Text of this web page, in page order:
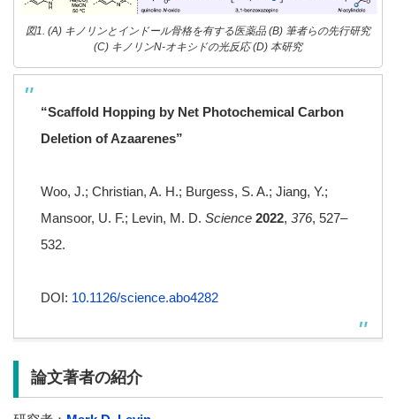
図1. (A) キノリンとインドール骨格を有する医薬品 (B) 筆者らの先行研究
(C) キノリンN-オキシドの光反応 (D) 本研究
“Scaffold Hopping by Net Photochemical Carbon
Deletion of Azaarenes”
Woo, J.; Christian, A. H.; Burgess, S. A.; Jiang, Y.;
Mansoor, U. F.; Levin, M. D. Science 2022, 376, 527–
532.
DOI: 10.1126/science.abo4282
論文著者の紹介